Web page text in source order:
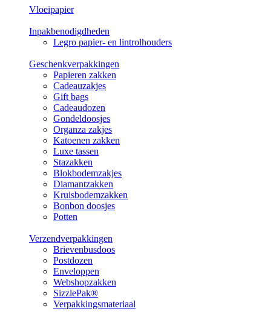
Vloeipapier
Inpakbenodigdheden
Legro papier- en lintrolhouders
Geschenkverpakkingen
Papieren zakken
Cadeauzakjes
Gift bags
Cadeaudozen
Gondeldoosjes
Organza zakjes
Katoenen zakken
Luxe tassen
Stazakken
Blokbodemzakjes
Diamantzakken
Kruisbodemzakken
Bonbon doosjes
Potten
Verzendverpakkingen
Brievenbusdoos
Postdozen
Enveloppen
Webshopzakken
SizzlePak®
Verpakkingsmateriaal